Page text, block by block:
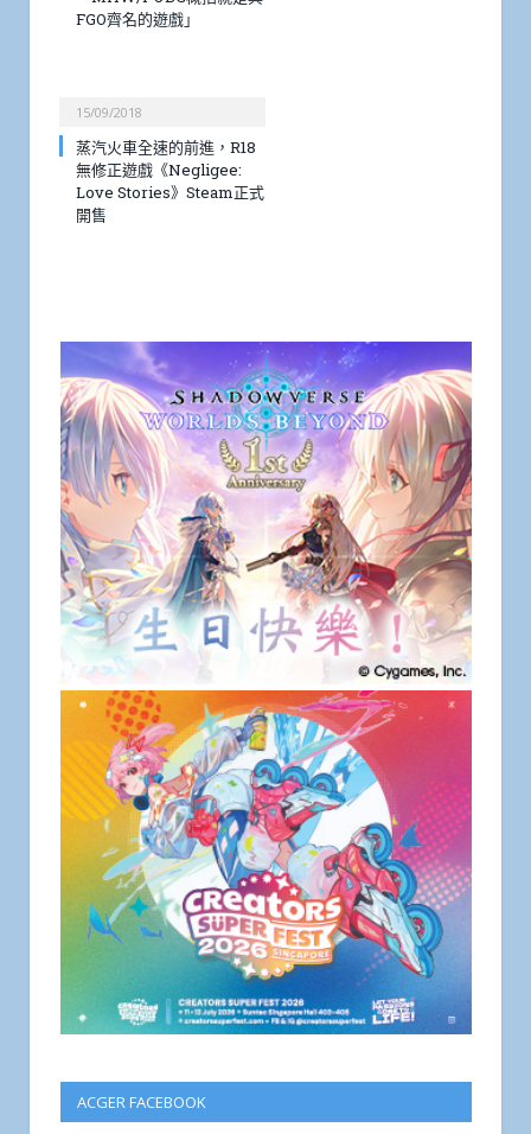
FGO齊名的遊戲」
15/09/2018
蒸汽火車全速的前進，R18
無修正遊戲《Negligee:
Love Stories》Steam正式
開售
ACGER FACEBOOK